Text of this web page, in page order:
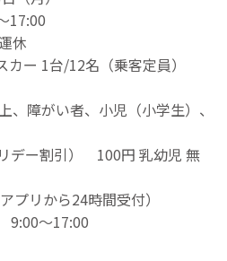
17:00
ー 1台/12名（乗客定員）
、障がい者、小児（小学生）、
引） 100円 乳幼児 無
プリから24時間受付）
17:00